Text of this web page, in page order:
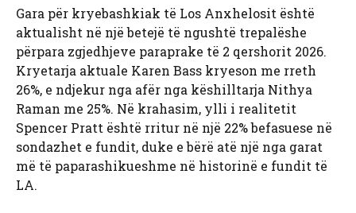
Gara për kryebashkiak të Los Anxhelosit është
aktualisht në një betejë të ngushtë trepalëshe
përpara zgjedhjeve paraprake të 2 qershorit 2026.
Kryetarja aktuale Karen Bass kryeson me rreth
26%, e ndjekur nga afër nga këshilltarja Nithya
Raman me 25%. Në krahasim, ylli i realitetit
Spencer Pratt është rritur në një 22% befasuese në
sondazhet e fundit, duke e bërë atë një nga garat
më të paparashikueshme në historinë e fundit të
LA.